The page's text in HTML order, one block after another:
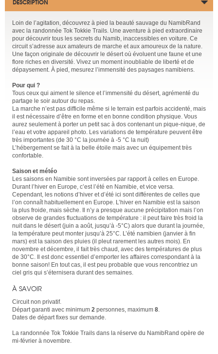
Loin de l’agitation, découvrez à pied la beauté sauvage du NamibRand
avec la randonnée Tok Tokkie Trails. Une aventure à pied extraordinaire
pour découvrir tous les secrets du Namib, inaccessibles en voiture. Ce
circuit s’adresse aux amateurs de marche et aux amoureux de la nature.
Une façon originale de découvrir le désert où évoluent une faune et une
flore riches en diversité. Vivez un moment inoubliable de liberté et de
dépaysement. À pied, mesurez l’immensité des paysages namibiens.
Pour qui ?
Tous ceux qui aiment le silence et l’immensité du désert, agrémenté du
partage le soir autour du repas.
La marche n’est pas difficile même si le terrain est parfois accidenté, mais
il est nécessaire d’être en forme et en bonne condition physique. Vous
aurez seulement à porter un petit sac à dos contenant un pique-nique, de
l’eau et votre appareil photo. Les variations de température peuvent être
très importantes (de 30 °C la journée à -5 °C la nuit)
L’hébergement se fait à la belle étoile mais avec un équipement très
confortable.
Saison et météo
Les saisons en Namibie sont inversées par rapport à celles en Europe.
Durant l’hiver en Europe, c’est l’été en Namibie, et vice versa.
Cependant, les notions d’hiver et d’été ici sont différentes de celles que
l’on connaît habituellement en Europe. L’hiver en Namibie est la saison
la plus froide, mais sèche. Il n’y a presque aucune précipitation mais l’on
observe de grandes fluctuations de température : il peut faire très froid la
nuit dans le désert (juin a août, jusqu’à -5°C) alors que durant la journée,
la température peut monter jusqu’à 25°C. L’été namibien (janvier à fin
mars) est la saison des pluies (il pleut rarement les autres mois). En
novembre et décembre, il fait très chaud, avec des températures de plus
de 30°C. Il est donc essentiel d’emporter les affaires correspondant à la
bonne saison! En tout cas, il est peu probable que vous rencontriez un
ciel gris qui s’éternisera durant des semaines.
À SAVOIR
Circuit non privatif.
Départ garanti avec minimum 2 personnes, maximum 8
Dates de départ fixes sur demande.
La randonnée Tok Tokkie Trails dans la réserve du NamibRand opère de
mi-février à novembre.